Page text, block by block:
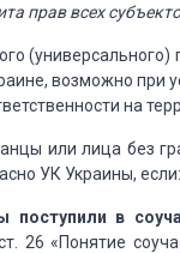
прав всех
возможно при
на
или лица без
УК Украины, если:
поступили в
26 «Понятие